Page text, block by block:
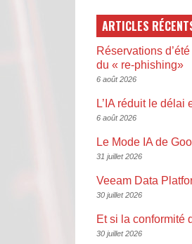
ARTICLES
Réservations
du « re-phishing»
6 août 2026
L’IA réduit le
6 août 2026
Le Mode IA de
31 juillet 2026
Veeam Data
30 juillet 2026
Et si la conformité
30 juillet 2026